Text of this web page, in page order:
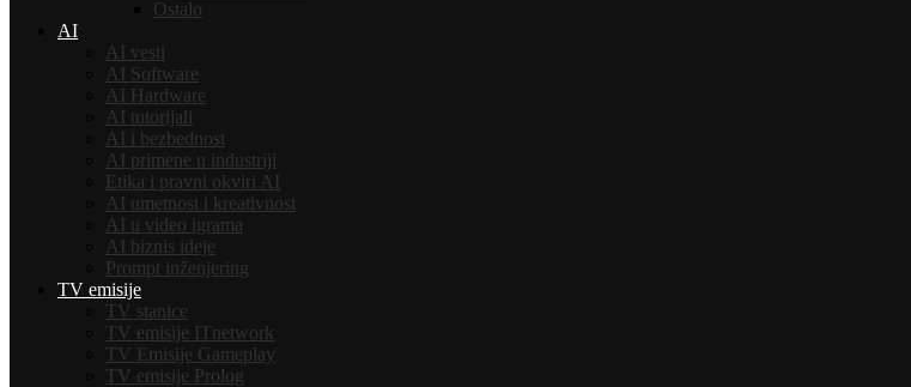
Ostalo
AI
AI vesti
AI Software
AI Hardware
AI tutorijali
AI i bezbednost
AI primene u industriji
Etika i pravni okviri AI
AI umetnost i kreativnost
AI u video igrama
AI biznis ideje
Prompt inženjering
TV emisije
TV stanice
TV emisije ITnetwork
TV Emisije Gameplay
TV emisije Prolog